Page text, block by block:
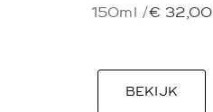
150ml /€ 32,00
BEKIJK